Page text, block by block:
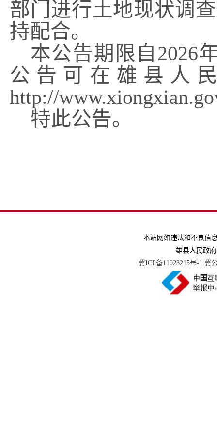
部门进行土地现状调
持配合。
本公告期限自2026
公告可在雄县人
http://
特此公告。
本站网络违法和不良信
雄县人民政
冀ICP备11023215号-1 冀